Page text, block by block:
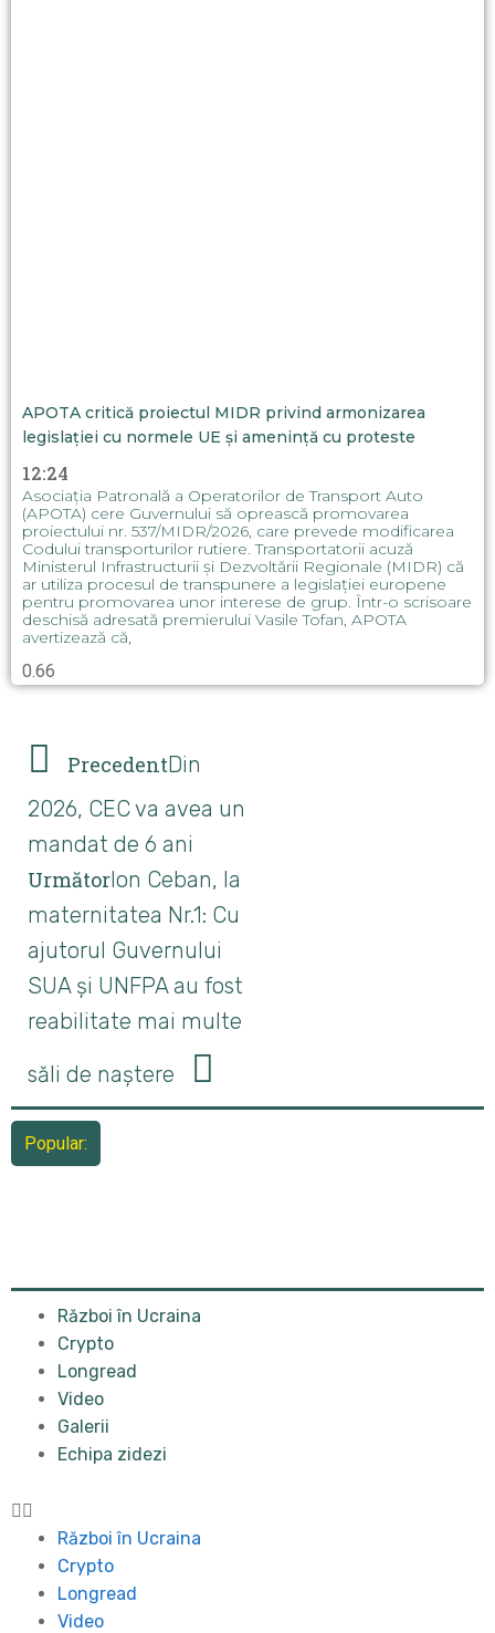
APOTA critică proiectul MIDR privind armonizarea
legislației cu normele UE și amenință cu proteste
12:24
Asociația Patronală a Operatorilor de Transport Auto
(APOTA) cere Guvernului să oprească promovarea
proiectului nr. 537/MIDR/2026, care prevede modificarea
Codului transporturilor rutiere. Transportatorii acuză
Ministerul Infrastructurii și Dezvoltării Regionale (MIDR) că
ar utiliza procesul de transpunere a legislației europene
pentru promovarea unor interese de grup. Într-o scrisoare
deschisă adresată premierului Vasile Tofan, APOTA
avertizează că,
PrecedentDin
2026, CEC va avea un
mandat de 6 ani
UrmătorIon Ceban, la
maternitatea Nr.1: Cu
ajutorul Guvernului
SUA și UNFPA au fost
reabilitate mai multe
săli de naștere
Popular:
Război în Ucraina
Crypto
Longread
Video
Galerii
Echipa zidezi
Război în Ucraina
Crypto
Longread
Video